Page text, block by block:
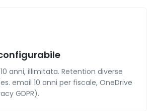
anni, illimitata. Retention diverse
email 10 anni per fiscale, OneDrive
GDPR).